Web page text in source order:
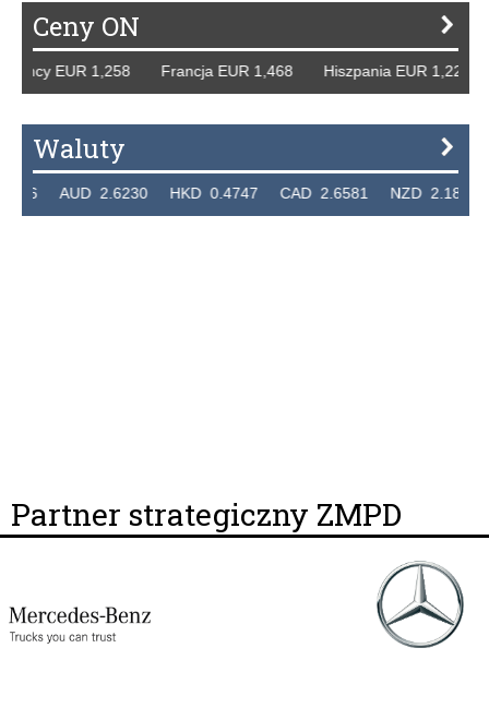
Ceny ON
EUR 1,258 Francja EUR 1,468 Hiszpania EUR
Waluty
AUD 2.6230 HKD 0.4747 CAD 2.6581 NZD
Partner strategiczny ZMPD